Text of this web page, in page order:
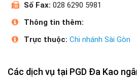
Số Fax: 028 6290 5981
Thông tin thêm:
Trực thuộc: Chi nhánh Sài Gòn
Các dịch vụ tại PGD Đa Kao